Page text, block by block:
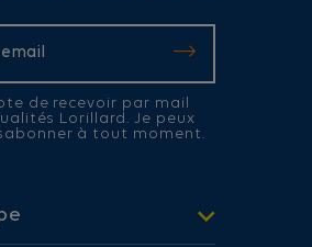
de recevoir par mail
Lorillard. Je peux
à tout moment.